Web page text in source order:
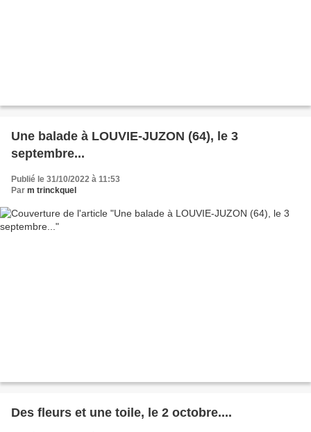
Une balade à LOUVIE-JUZON (64), le 3
septembre...
Publié le 31/10/2022 à 11:53
Par m trinckquel
Des fleurs et une toile, le 2 octobre....